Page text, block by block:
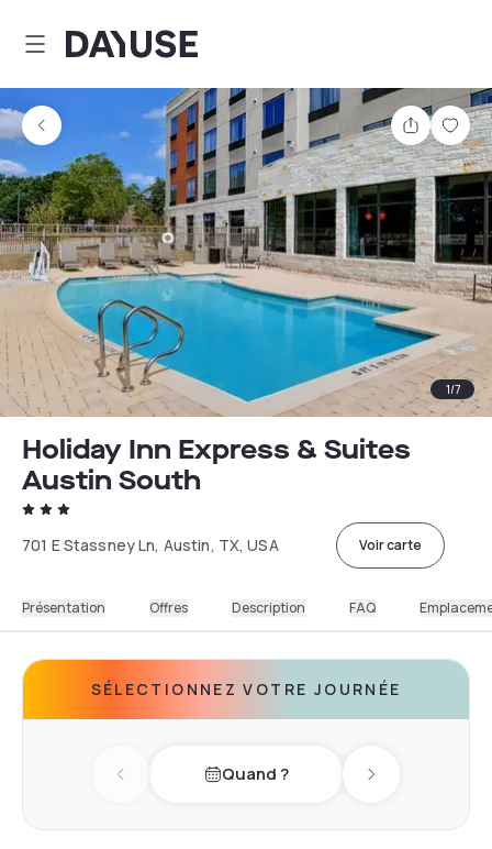
Dayuse
Partager
1/7
Holiday Inn Express & Suites
Austin South
701 E Stassney Ln, Austin, TX, USA Voir carte
Présentation Offres Description FAQ
SÉLECTIONNEZ VOTRE JOURNÉE
Previous dayQuand ? Next day